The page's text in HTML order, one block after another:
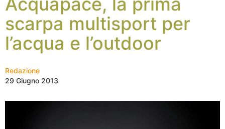
scarpa multisport per
l’acqua e l’outdoor
Redazione
29 Giugno 2013